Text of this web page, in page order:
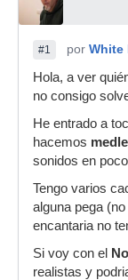
#1 por White
Hola, a ver
no consigo
He entrado a
hacemos
sonidos en
Tengo varios
alguna pega
encantaria no
Si voy con el
realistas y